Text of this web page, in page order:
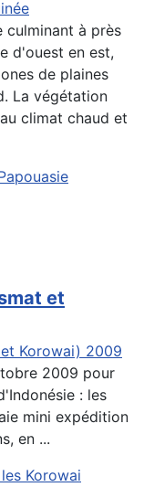
culminant à près
d'ouest en est,
de plaines
La végétation
climat chaud et
et
2009 pour
: les
mini expédition
en ...
Korowai